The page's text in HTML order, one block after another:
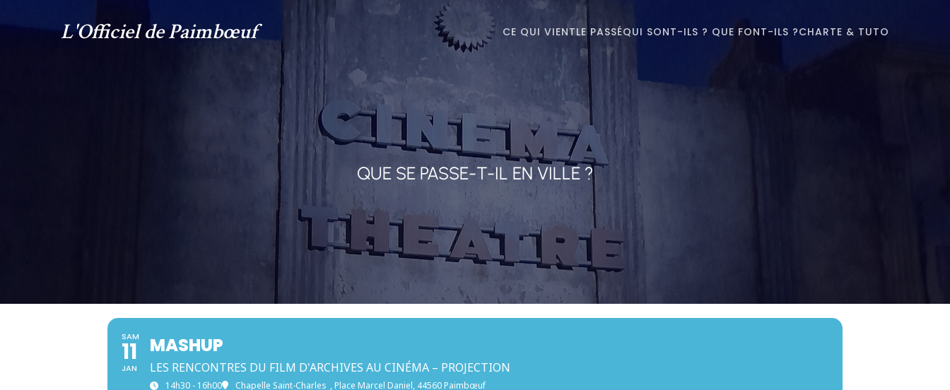
L'Officiel de Paimbœuf CE QUI VIENTLE PASSÉQUI SONT-ILS ? QUE FONT-ILS ?CHARTE & TUTO
QUE SE PASSE-T-IL EN VILLE ?
SAM
11
JAN
MASHUP
LES RENCONTRES DU FILM D'ARCHIVES AU CINÉMA – PROJECTION
14h30 - 16h00 Chapelle Saint-Charles , Place Marcel Daniel, 44560 Paimbœuf